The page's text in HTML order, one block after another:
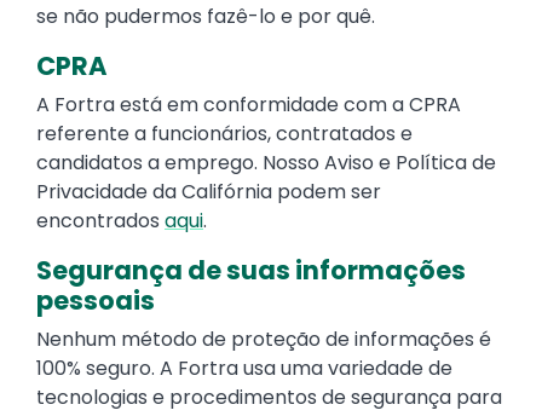
se não pudermos fazê-lo e por quê.
CPRA
A Fortra está em conformidade com a CPRA
referente a funcionários, contratados e
candidatos a emprego. Nosso Aviso e Política de
Privacidade da Califórnia podem ser
encontrados aqui.
Segurança de suas informações
pessoais
Nenhum método de proteção de informações é
100% seguro. A Fortra usa uma variedade de
tecnologias e procedimentos de segurança para